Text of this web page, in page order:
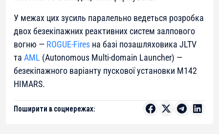
У межах цих зусиль паралельно ведеться розробка
двох безекіпажних реактивних систем залпового
вогню — ROGUE-Fires на базі позашляховика JLTV
та AML (Autonomous Multi-domain Launcher) —
безекіпажного варіанту пускової установки M142
HIMARS.
Поширити в соцмережах: